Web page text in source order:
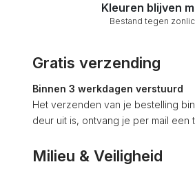
Kleuren blijven
Bestand tegen
Gratis verzending
Binnen 3 werkdagen verstuurd
Het verzenden van je bestelling
deur uit is, ontvang je per mail een
Milieu & Veiligheid